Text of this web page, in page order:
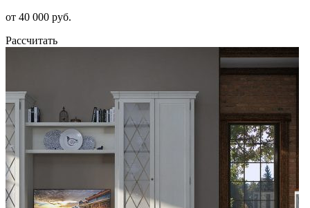
от 40 000 руб.
Рассчитать